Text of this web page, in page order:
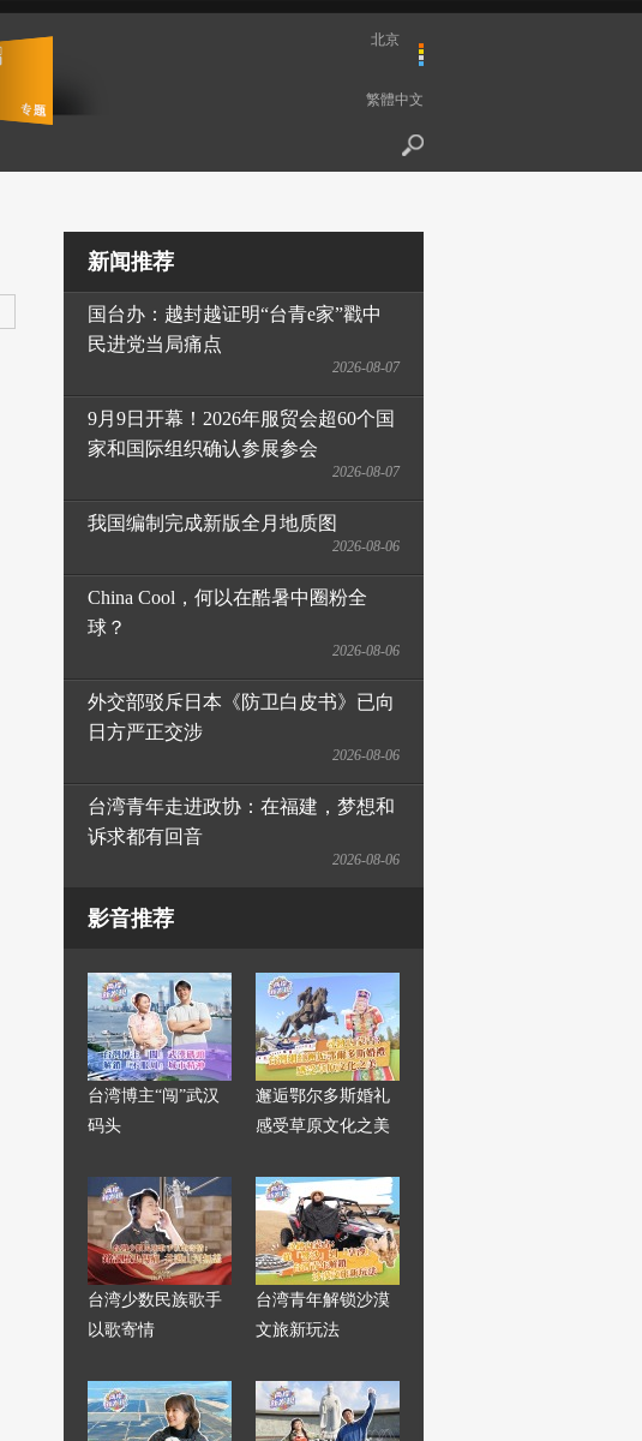
北京
繁體中文
新闻推荐
国台办：越封越证明“台青e家”戳中
民进党当局痛点
2026-08-07
9月9日开幕！2026年服贸会超60个国
家和国际组织确认参展参会
2026-08-07
我国编制完成新版全月地质图
2026-08-06
China Cool，何以在酷暑中圈粉全
球？
2026-08-06
外交部驳斥日本《防卫白皮书》已向
日方严正交涉
2026-08-06
台湾青年走进政协：在福建，梦想和
诉求都有回音
2026-08-06
影音推荐
台湾博主“闯”武汉
码头
邂逅鄂尔多斯婚礼
感受草原文化之美
台湾少数民族歌手
以歌寄情
台湾青年解锁沙漠
文旅新玩法